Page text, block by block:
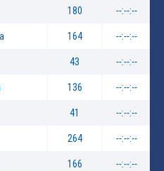
180 --:--:--
164 --:--:--
43 --:--:--
136 --:--:--
41 --:--:--
264 --:--:--
166 --:--:--